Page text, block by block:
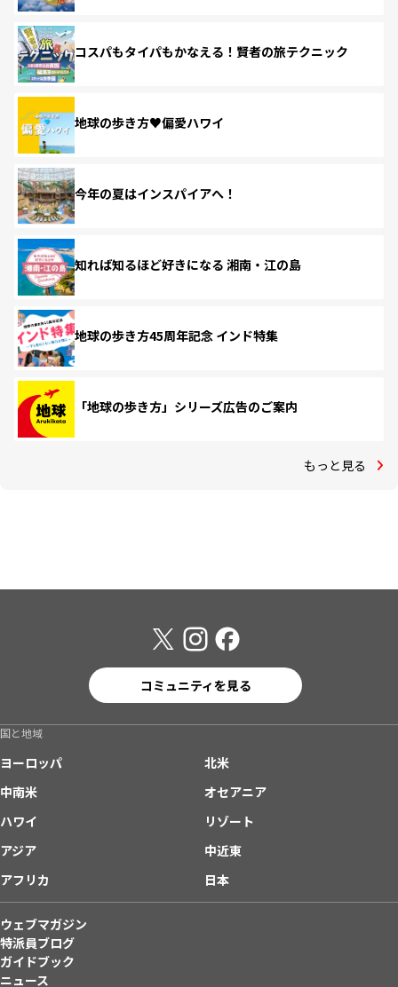
コスパもタイパもかなえる！賢者の旅テクニック
地球の歩き方♥偏愛ハワイ
今年の夏はインスパイアへ！
知れば知るほど好きになる 湘南・江の島
地球の歩き方45周年記念 インド特集
「地球の歩き方」シリーズ広告のご案内
もっと見る
コミュニティを見る
国と地域
ヨーロッパ
北米
中南米
オセアニア
ハワイ
リゾート
アジア
中近東
アフリカ
日本
ウェブマガジン
特派員ブログ
ガイドブック
ニュース